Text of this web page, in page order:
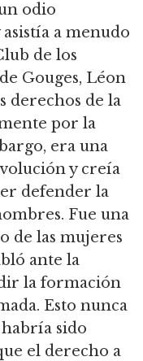
odio
a menudo
de los
Gouges, Léon
derechos de la
por la
era una
y creía
defender la
Fue una
de las mujeres
ante la
la formación
Esto nunca
sido
el derecho a